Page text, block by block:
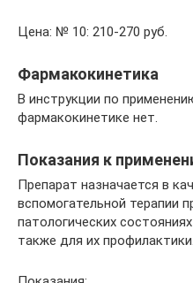
Цена: № 10: 210-270 руб.
Фармакокинетика
В инструкции по
фармакокинетике нет.
Показания к
Препарат назначается в
вспомогательной терапии
патологических
также для их профилактики.